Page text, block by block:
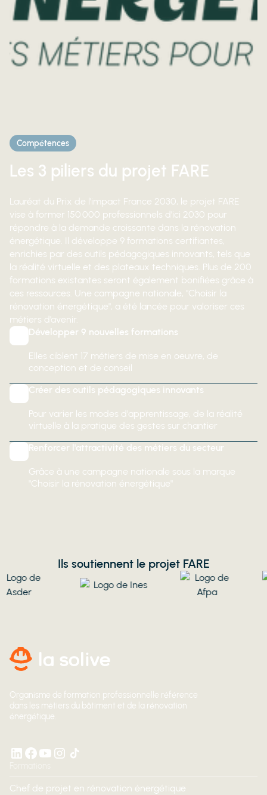
Compétences
Les 3 piliers du projet FARE
Lauréat du Prix de l’impact France 2030, le projet FARE
vise à former 150 000 professionnels d’ici 2030 pour
répondre à la demande croissante dans la rénovation
énergétique. Il développe 9 formations certifiantes,
enrichies par des outils pédagogiques innovants, tels que
la réalité virtuelle et des plateaux techniques. Plus de 200
formations existantes seront également bonifiées grâce à
ces ressources. Une campagne nationale, "Choisir la
rénovation énergétique", a été lancée pour valoriser ces
métiers d’avenir.
Développer 9 nouvelles formations
Elles ciblent 17 métiers de mise en oeuvre, de
conception et de conseil
Créer des outils pédagogiques innovants
Pour varier les modes d'apprentissage, de la réalité
virtuelle à la pratique des gestes sur chantier
Renforcer l'attractivité des métiers du secteur
Grâce à une campagne nationale sous la marque
"Choisir la rénovation énergétique"
Ils soutiennent le projet FARE
Organisme de formation professionnelle référence
dans les métiers du bâtiment et de la rénovation
énergétique.
Chef de projet en rénovation énergétique